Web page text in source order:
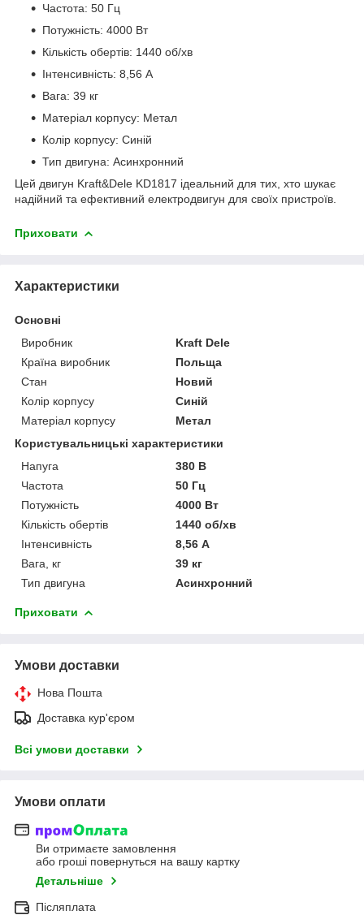
Частота: 50 Гц
Потужність: 4000 Вт
Кількість обертів: 1440 об/хв
Інтенсивність: 8,56 А
Вага: 39 кг
Матеріал корпусу: Метал
Колір корпусу: Синій
Тип двигуна: Асинхронний
Цей двигун Kraft&Dele KD1817 ідеальний для тих, хто шукає
надійний та ефективний електродвигун для своїх пристроїв.
Приховати
Характеристики
Основні
Виробник
Kraft Dele
Країна виробник
Польща
Стан
Новий
Колір корпусу
Синій
Матеріал корпусу
Метал
Користувальницькі характеристики
Напуга
380 В
Частота
50 Гц
Потужність
4000 Вт
Кількість обертів
1440 об/хв
Інтенсивність
8,56 А
Вага, кг
39 кг
Тип двигуна
Асинхронний
Приховати
Умови доставки
Нова Пошта
Доставка кур'єром
Всі умови доставки
Умови оплати
Ви отримаєте замовлення
або гроші повернуться на вашу картку
Детальніше
Післяплата